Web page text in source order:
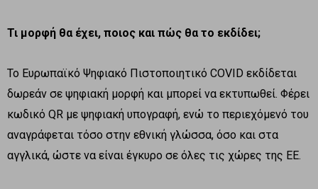
Τι μορφή θα έχει, ποιος και πώς θα το εκδίδει;
Το Ευρωπαϊκό Ψηφιακό Πιστοποιητικό COVID εκδίδεται
δωρεάν σε ψηφιακή μορφή και μπορεί να εκτυπωθεί. Φέρει
κωδικό QR με ψηφιακή υπογραφή, ενώ το περιεχόμενό του
αναγράφεται τόσο στην εθνική γλώσσα, όσο και στα
αγγλικά, ώστε να είναι έγκυρο σε όλες τις χώρες της ΕΕ.